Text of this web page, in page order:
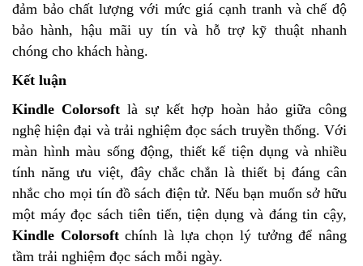
đảm bảo chất lượng với mức giá cạnh tranh và chế độ
bảo hành, hậu mãi uy tín và hỗ trợ kỹ thuật nhanh
chóng cho khách hàng.
Kết luận
Kindle Colorsoft là sự kết hợp hoàn hảo giữa công
nghệ hiện đại và trải nghiệm đọc sách truyền thống. Với
màn hình màu sống động, thiết kế tiện dụng và nhiều
tính năng ưu việt, đây chắc chắn là thiết bị đáng cân
nhắc cho mọi tín đồ sách điện tử. Nếu bạn muốn sở hữu
một máy đọc sách tiên tiến, tiện dụng và đáng tin cậy,
Kindle Colorsoftchính là lựa chọn lý tưởng để nâng
tầm trải nghiệm đọc sách mỗi ngày.